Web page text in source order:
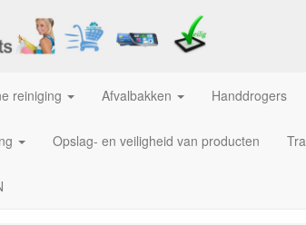
reiniging Afvalbakken Handdrogers
Opslag- en veiligheid van producten